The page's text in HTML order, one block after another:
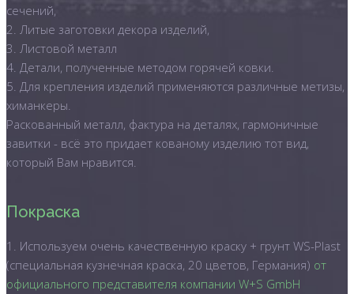
сечений,
2. Литые заготовки декора изделий,
3. Листовой металл
4. Детали, полученные методом горячей ковки.
5. Для крепления изделий применяются различные метизы,
химанкеры.
Раскованный металл, фактура на деталях, гармоничные
завитки - всё это придает кованому изделию тот вид,
который Вам нравится.
Покраска
1. Используем очень качественную краску + грунт WS-Plast
(специальная кузнечная краска, 20 цветов, Германия) от
официального представителя компании W+S GmbH